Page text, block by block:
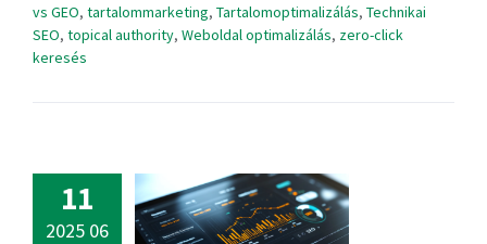
vs GEO, tartalommarketing, Tartalomoptimalizálás, Technikai
SEO, topical authority, Weboldal optimalizálás, zero-click
keresés
11
2025 06